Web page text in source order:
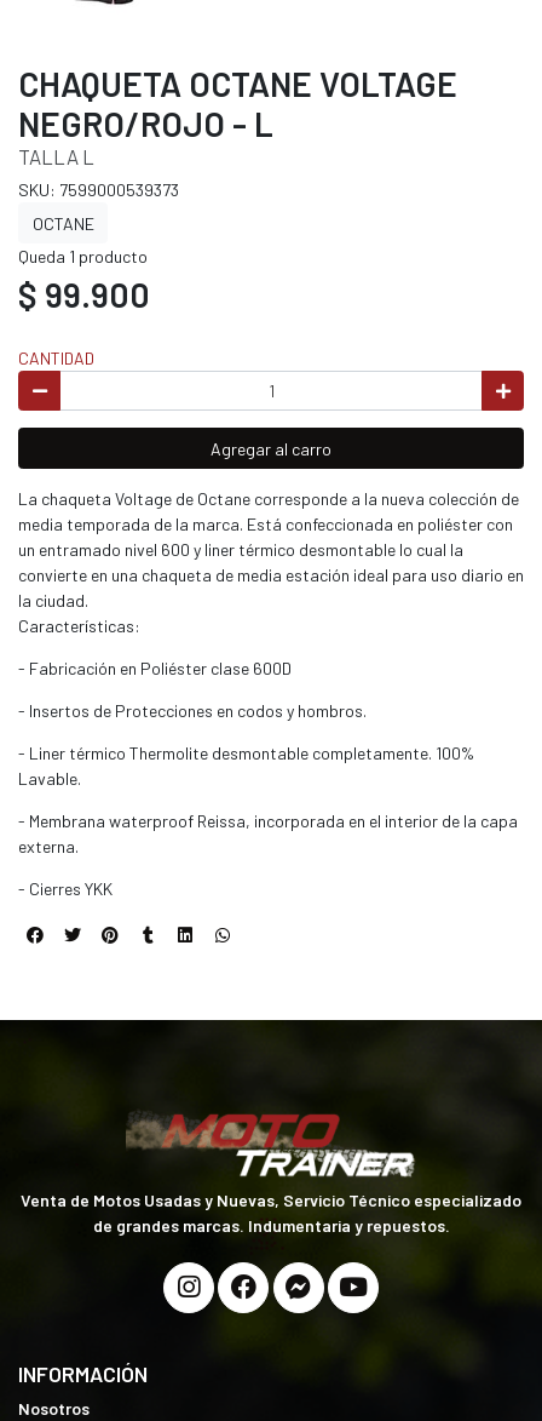
CHAQUETA OCTANE VOLTAGE
NEGRO/ROJO - L
TALLA L
SKU: 7599000539373
OCTANE
Queda 1 producto
$ 99.900
CANTIDAD
Agregar al carro
La chaqueta Voltage de Octane corresponde a la nueva colección de
media temporada de la marca. Está confeccionada en poliéster con
un entramado nivel 600 y liner térmico desmontable lo cual la
convierte en una chaqueta de media estación ideal para uso diario en
la ciudad.
Características:
- Fabricación en Poliéster clase 600D
- Insertos de Protecciones en codos y hombros.
- Liner térmico Thermolite desmontable completamente. 100%
Lavable.
- Membrana waterproof Reissa, incorporada en el interior de la capa
externa.
- Cierres YKK
Venta de Motos Usadas y Nuevas, Servicio Técnico especializado
de grandes marcas. Indumentaria y repuestos.
INFORMACIÓN
Nosotros